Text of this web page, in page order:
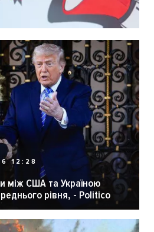
12:28
між США та Україною
рівня, - Politico